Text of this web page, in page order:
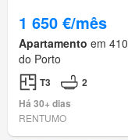
1 650 €/mês
Apartamento em
do Porto
T3
2
Há 30+ dias
RENTUMO